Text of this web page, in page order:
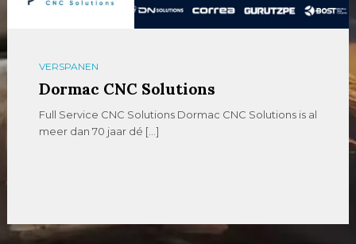
VERSPANEN
Dormac CNC Solutions
Full Service CNC Solutions Dormac CNC Solutions is al
meer dan 70 jaar dé […]